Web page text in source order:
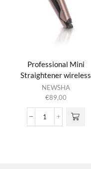
Professional Mini
Straightener wireless
NEWSHA
€89,00
Professional